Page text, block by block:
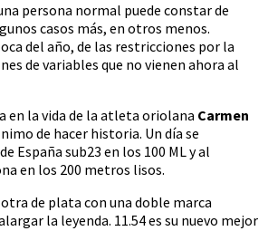
persona normal puede constar de
casos más, en otros menos.
del año, de las restricciones por la
de variables que no vienen ahora al
en la vida de la atleta oriolana Carmen
de hacer historia. Un día se
España sub23 en los 100 ML y al
en los 200 metros lisos.
de plata con una doble marca
la leyenda. 11.54 es su nuevo mejor